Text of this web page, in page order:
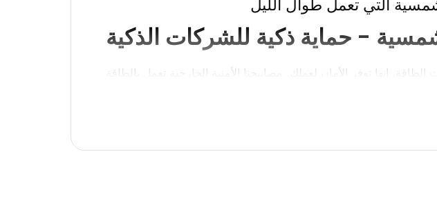
التي تعمل طوال الليل
- حماية ذكية للشركات الذكية
إنها توفر الأمان لعملك. مصابيحنا الأمنية الخارجية تعمل بالطاقة